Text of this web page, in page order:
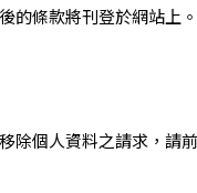
的條款將刊登於網站上。
個人資料之請求，請